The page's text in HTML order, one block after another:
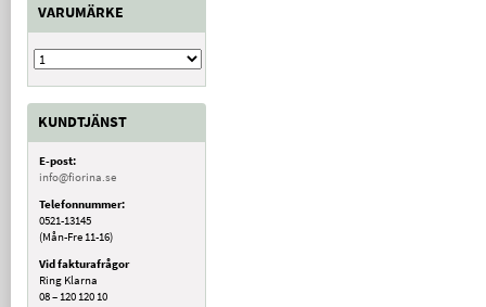
VARUMÄRKE
KUNDTJÄNST
E-post:
info@fiorina.se
Telefonnummer:
0521-13145
(Mån-Fre 11-16)
Vid fakturafrågor
Ring Klarna
08 – 120 120 10